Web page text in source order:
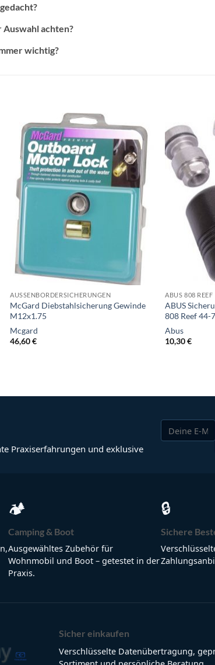
achten?
wichtig?
AUSSENBORDERSICHERUNGEN
McGard Diebstahlsicherung Gewinde
M12x1.75
Mcgard
46,60€
ABUS 808 REEF
ABUS
808 Reef 44-
Abus
10,30€
Praxiserfahrungen und exklusive
🏕
Camping & Boot
Ausgewähltes Zubehör für
Wohnmobil und Boot – getestet in der
Praxis.
🔒
Sichere
Sicher einkaufen
Verschlüsselte Datenübertragung,